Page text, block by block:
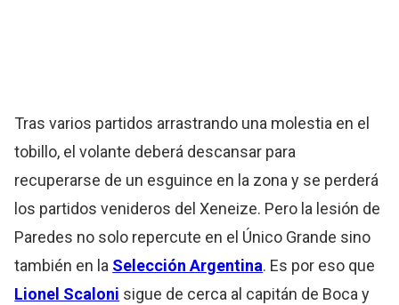
Tras varios partidos arrastrando una molestia en el
tobillo, el volante deberá descansar para
recuperarse de un esguince en la zona y se perderá
los partidos venideros del Xeneize. Pero la lesión de
Paredes no solo repercute en el Único Grande sino
también en la Selección Argentina. Es por eso que
Lionel Scaloni sigue de cerca al capitán de Boca y